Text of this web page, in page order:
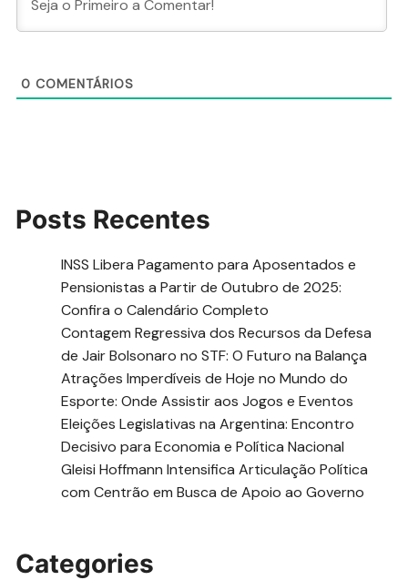
0 COMENTÁRIOS
Posts Recentes
INSS Libera Pagamento para Aposentados e
Pensionistas a Partir de Outubro de 2025:
Confira o Calendário Completo
Contagem Regressiva dos Recursos da Defesa
de Jair Bolsonaro no STF: O Futuro na Balança
Atrações Imperdíveis de Hoje no Mundo do
Esporte: Onde Assistir aos Jogos e Eventos
Eleições Legislativas na Argentina: Encontro
Decisivo para Economia e Política Nacional
Gleisi Hoffmann Intensifica Articulação Política
com Centrão em Busca de Apoio ao Governo
Categories